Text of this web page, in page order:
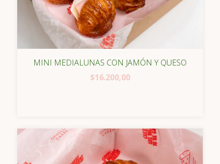
MINI MEDIALUNAS CON JAMÓN Y QUESO
$16.200,00